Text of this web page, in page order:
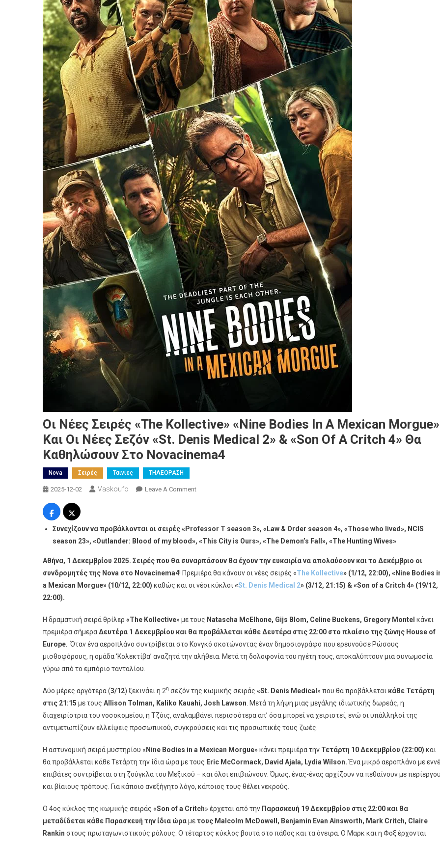
Οι Νέες Σειρές «The Kollective» «Nine Bodies In A Mexican Morgue»
Και Οι Νέες Σεζόν «St. Denis Medical 2» & «Son Of A Critch 4» Θα
Καθηλώσουν Στο Novacinema4
Nova Σειρές Ταινίες ΤΗΛΕΟΡΑΣΗ
2025-12-02 Vaskoufo Leave A CommentOn
Kollective»
«Nine
Bodies
Και
Οι
Νέες
Σεζόν
Medical
2»
&
«Son
A
Critch
Θα
Στο
Novacinema4
Συνεχίζουνναπροβάλλονται οι σειρές«Professor T season 3», «Law & Order season 4», «Those who lived», NCIS
season 23», «Outlander: Blood of my blood», «This City is Ours», «The Demon’s Fall», «The Hunting Wives»
Αθήνα, 1 Δεκεμβρίου 2025. Σειρές που θα συναρπάσουν θα έχουν την ευκαιρία να απολαύσουν και το Δεκέμβριο οι
συνδρομητές της Nova στο Novacinema4! Πρεμιέρα θα κάνουν οι νέες σειρές «The Kollective» (1/12, 22:00), «Nine Bodies
a Mexican Morgue» (10/12, 22:00) καθώς και οι νέοι κύκλοι «St. Denis Medical 2» (3/12, 21:15) & «Son of a Critch 4» (19/12,
22:00).
H δραματική σειρά θρίλερ «The Kollective» με τους Natascha McElhone, Gijs Blom, Celine Buckens, Gregory Montel κάνει
πρεμιέρα σήμεραΔευτέρα 1 Δεκεμβρίου και θα προβάλλεται κάθε Δευτέρα στις 22:00 στο πλαίσιο της ζώνης House of
Europe . Όταν ένα αεροπλάνο συντρίβεται στο Κονγκό σκοτώνοντας έναν δημοσιογράφο που ερευνούσε Ρώσους
μισθοφόρους, η ομάδα ‘Κολεκτίβα’ αναζητά την αλήθεια. Μετά τη δολοφονία του ηγέτη τους, αποκαλύπτουν μια συνωμοσία
γύρω από το εμπόριο τανταλίου.
Δύο μέρες αργότερα (3/12) ξεκινάει η 2η σεζόν της κωμικής σειράς «St. Denis Medical » που θα προβάλλεται κάθε Τετάρτη
στις 21:15 με τους Allison Tolman, Kaliko Kauahi, Josh Lawson . Μετά τη λήψη μιας μεγάλης ιδιωτικής δωρεάς, η
διαχειρίστρια του νοσοκομείου, η Τζόις, αναλαμβάνει περισσότερα απ’ όσα μπορεί να χειριστεί, ενώ οι υπάλληλοί της
αντιμετωπίζουν ελλείψεις προσωπικού, συγκρούσεις και τις προσωπικές τους ζωές.
Η αστυνομική σειρά μυστηρίου « Nine Bodies in a Mexican Morgue» κάνει πρεμιέρα την Τετάρτη 10 Δεκεμβρίου (22:00) και
θα προβάλλεται κάθε Τετάρτη την ίδια ώρα με τους Eric McCormack, David Ajala, Lydia Wilson.Ένα μικρό αεροπλάνο με
επιβάτες συντρίβεται στη ζούγκλα του Μεξικού – και όλοι επιβιώνουν. Όμως, ένας-ένας αρχίζουν να πεθαίνουν με
και βίαιους τρόπους. Για κάποιο ανεξήγητο λόγο, κάποιος τους θέλει νεκρούς.
Ο 4ος κύκλος της κωμικής σειράς «Son ofa Critch» έρχεται από την Παρασκευή 19 Δεκεμβρίου στις 22:00 και θα
μεταδίδεται κάθε Παρασκευή την ίδια ώραμετους Malcolm McDowell, Benjamin Evan Ainsworth, Mark Critch, Claire
Rankin στους πρωταγωνιστικούς ρόλους. Ο τέταρτος κύκλος βουτά στο πάθος και τα όνειρα. Ο Μαρκ και η Φοξ έρχονται